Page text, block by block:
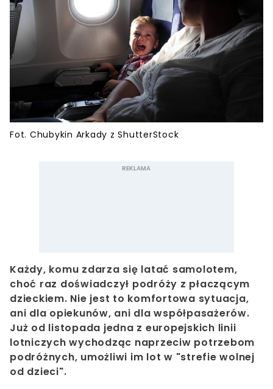
Fot. Chubykin Arkady z ShutterStock
Każdy, komu zdarza się latać samolotem,
choć raz doświadczył podróży z płaczącym
dzieckiem. Nie jest to komfortowa sytuacja,
ani dla opiekunów, ani dla współpasażerów.
Już od listopada jedna z europejskich linii
lotniczych wychodząc naprzeciw potrzebom
podróżnych, umożliwi im lot w "strefie wolnej
od dzieci".